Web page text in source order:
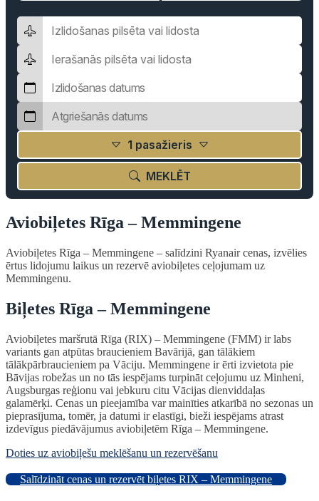
1 pasažieris
MEKLĒT
Aviobiļetes Rīga – Memmingene
Aviobiļetes Rīga – Memmingene – salīdzini Ryanair cenas, izvēlies
ērtus lidojumu laikus un rezervē aviobiļetes ceļojumam uz
Memmingenu.
Biļetes Rīga – Memmingene
Aviobiļetes maršrutā Rīga (RIX) – Memmingene (FMM) ir labs
variants gan atpūtas braucieniem Bavārijā, gan tālākiem
tālākpārbraucieniem pa Vāciju. Memmingene ir ērti izvietota pie
Bāvijas robežas un no tās iespējams turpināt ceļojumu uz Minheni,
Augsburgas reģionu vai jebkuru citu Vācijas dienviddaļas
galamērķi. Cenas un pieejamība var mainīties atkarībā no sezonas un
pieprasījuma, tomēr, ja datumi ir elastīgi, bieži iespējams atrast
izdevīgus piedāvājumus aviobiļetēm Rīga – Memmingene.
Doties uz aviobiļešu meklēšanu un rezervēšanu
Salīdzināt cenas un rezervēt biļetes RIX – Memmingene